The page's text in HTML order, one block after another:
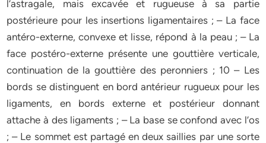
l’astragale, mais excavée et rugueuse à sa partie
postérieure pour les insertions ligamentaires ; – La face
antéro-externe, convexe et lisse, répond à la peau ; – La
face postéro-externe présente une gouttière verticale,
continuation de la gouttière des peronniers ; 10 – Les
bords se distinguent en bord antérieur rugueux pour les
ligaments, en bords externe et postérieur donnant
attache à des ligaments ; – La base se confond avec l’os
; – Le sommet est partagé en deux saillies par une sorte